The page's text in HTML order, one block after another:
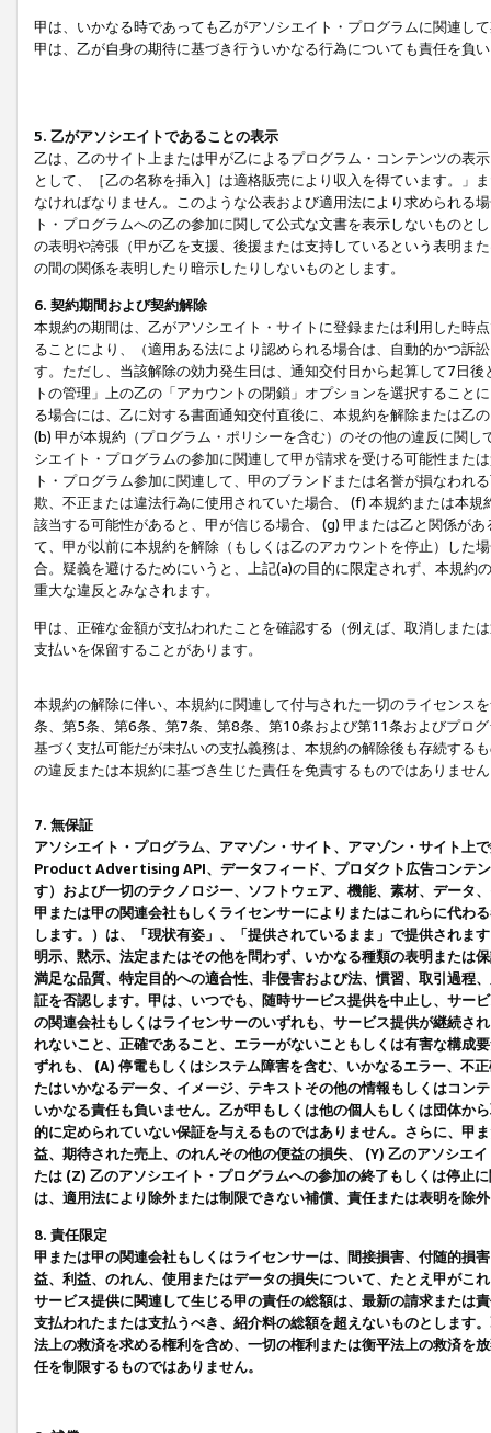
甲は、いかなる時であっても乙がアソシエイト・プログラムに関連し
甲は、乙が自身の期待に基づき行ういかなる行為についても責任を負
5. 乙がアソシエイトであることの表示
乙は、乙のサイト上または甲が乙によるプログラム・コンテンツの表
として、［乙の名称を挿入］は適格販売により収入を得ています。」
なければなりません。このような公表および適用法により求められる
ト・プログラムへの乙の参加に関して公式な文書を表示しないもの
の表明や誇張（甲が乙を支援、後援または支持しているという表明ま
の間の関係を表明したり暗示したりしないものとします。
6. 契約期間および契約解除
本規約の期間は、乙がアソシエイト・サイトに登録または利用した時
ることにより、（適用ある法により認められる場合は、自動的かつ訴
す。ただし、当該解除の効力発生日は、通知交付日から起算して7日
トの管理」上の乙の「アカウントの閉鎖」オプションを選択するこ
る場合には、乙に対する書面通知交付直後に、本規約を解除または乙
(b) 甲が本規約（プログラム・ポリシーを含む）のその他の違反に関
シエイト・プログラムの参加に関連して甲が請求を受ける可能性また
ト・プログラム参加に関連して、甲のブランドまたは名誉が損なわれ
欺、不正または違法行為に使用されていた場合、 (f) 本規約または本
該当する可能性があると、甲が信じる場合、 (g) 甲または乙と関係が
て、甲が以前に本規約を解除（もしくは乙のアカウントを停止）した
合。疑義を避けるためにいうと、上記(a)の目的に限定されず、本規
重大な違反とみなされます。
甲は、正確な金額が支払われたことを確認する（例えば、取消しまた
支払いを保留することがあります。
本規約の解除に伴い、本規約に関連して付与された一切のライセンス
条、第5条、第6条、第7条、第8条、第10条および第11条およびプロ
基づく支払可能だが未払いの支払義務は、本規約の解除後も存続する
の違反または本規約に基づき生じた責任を免責するものではありませ
7. 無保証
アソシエイト・プログラム、アマゾン・サイト、アマゾン・サイト上
Product Advertising API、データフィード、プロダクト広告コンテ
す）および一切のテクノロジー、ソフトウェア、機能、素材、データ
甲または甲の関連会社もしくライセンサーによりまたはこれらに代わ
します。）は、「現状有姿」、「提供されているまま」で提供されま
明示、黙示、法定またはその他を問わず、いかなる種類の表明または
満足な品質、特定目的への適合性、非侵害および法、慣習、取引過程
証を否認します。甲は、いつでも、随時サービス提供を中止し、サー
の関連会社もしくはライセンサーのいずれも、サービス提供が継続さ
れないこと、正確であること、エラーがないこともしくは有害な構成
ずれも、 (A) 停電もしくはシステム障害を含む、いかなるエラー、不
たはいかなるデータ、イメージ、テキストその他の情報もしくはコン
いかなる責任も負いません。乙が甲もしくは他の個人もしくは団体か
的に定められていない保証を与えるものではありません。さらに、甲
益、期待された売上、のれんその他の便益の損失、 (Y) 乙のアソシエ
たは (Z) 乙のアソシエイト・プログラムへの参加の終了もしくは停止
は、適用法により除外または制限できない補償、責任または表明を除
8. 責任限定
甲または甲の関連会社もしくはライセンサーは、間接損害、付随的損
益、利益、のれん、使用またはデータの損失について、たとえ甲がこ
サービス提供に関連して生じる甲の責任の総額は、最新の請求または
支払われたまたは支払うべき、紹介料の総額を超えないものとします
法上の救済を求める権利を含め、一切の権利または衡平法上の救済を
任を制限するものではありません。